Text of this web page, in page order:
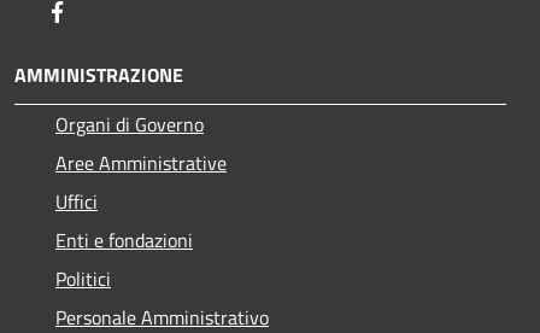
AMMINISTRAZIONE
Organi di Governo
Aree Amministrative
Uffici
Enti e fondazioni
Politici
Personale Amministrativo